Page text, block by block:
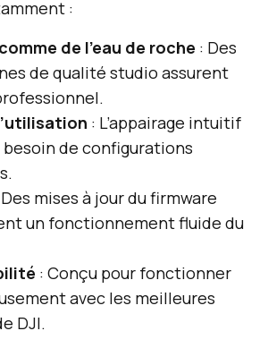
:
de l’eau de roche : Des
de qualité studio assurent
: L’appairage intuitif
de configurations
mises à jour du firmware
un fonctionnement fluide du
: Conçu pour fonctionner
avec les meilleures
DJI.